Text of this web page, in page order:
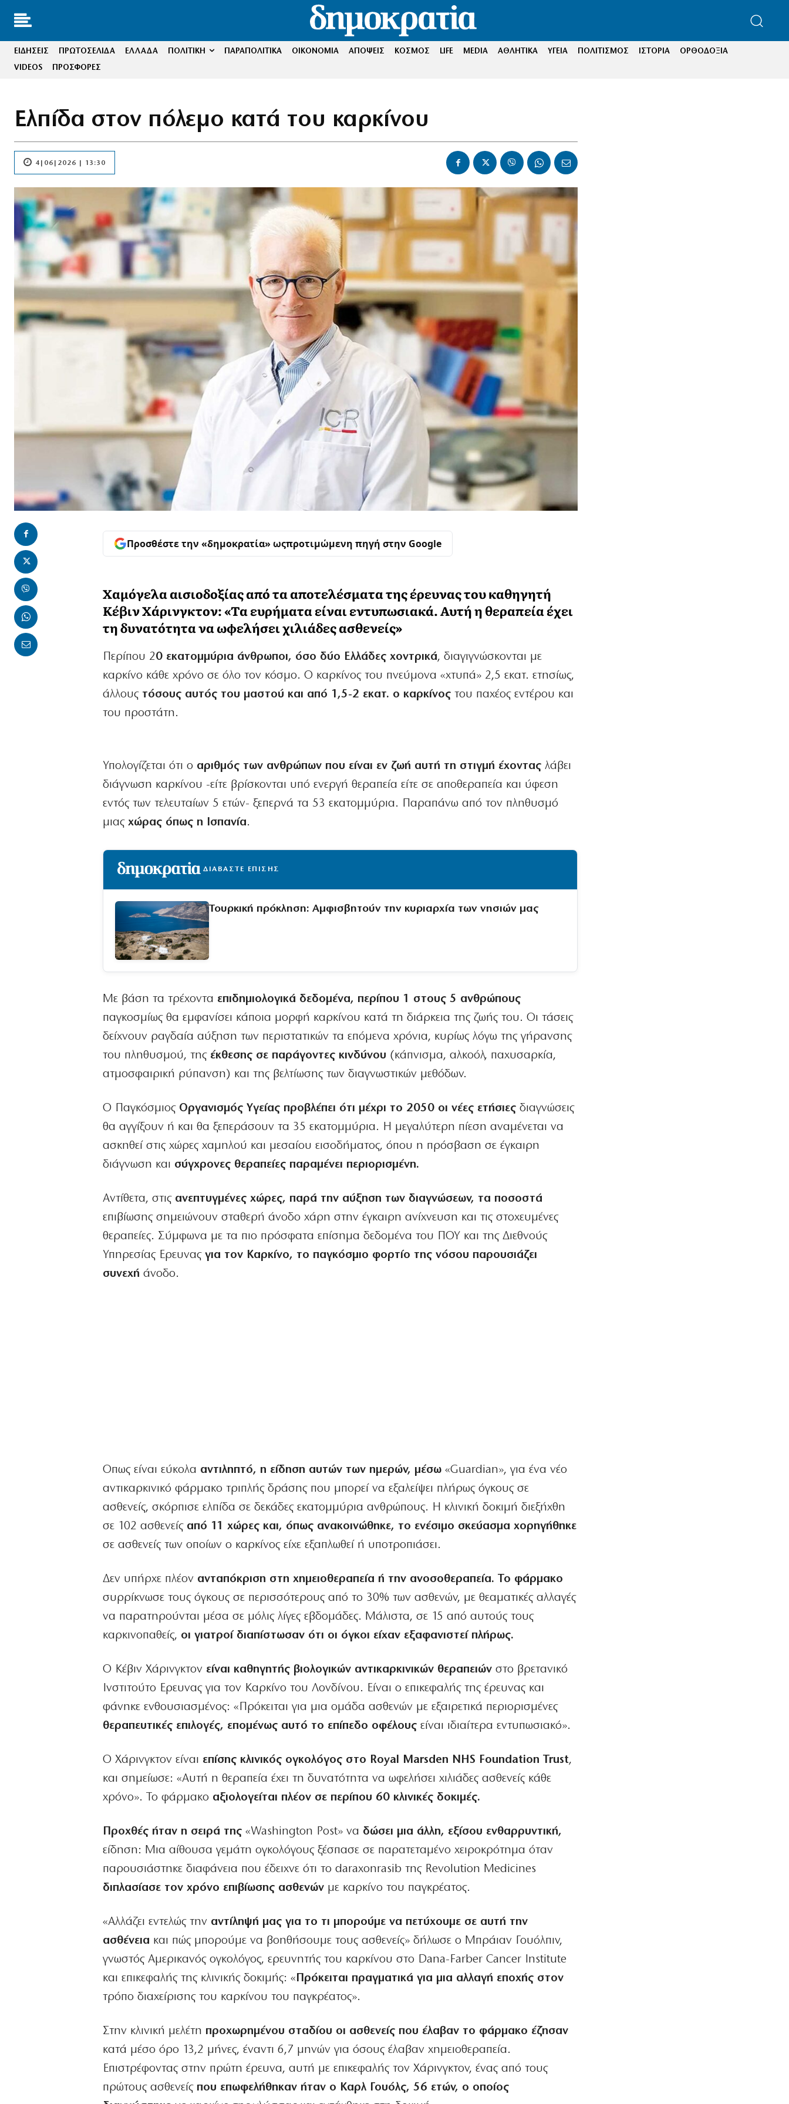
ΕΙΔΗΣΕΙΣ ΠΡΩΤΟΣΕΛΙΔΑ ΕΛΛΑΔΑ ΠΟΛΙΤΙΚΗ ΠΑΡΑΠΟΛΙΤΙΚΑ ΟΙΚΟΝΟΜΙΑ ΑΠΟΨΕΙΣ ΚΟΣΜΟΣ LIFE MEDIA ΑΘΛΗΤΙΚΑ ΥΓΕΙΑ ΠΟΛΙΤΙΣΜΟΣ ΙΣΤΟΡΙΑ
ΟΡΘΟΔΟΞΙΑ
VIDEOS
ΠΡΟΣΦΟΡΕΣ
Ελπίδα στον πόλεμο κατά του καρκίνου
4|06|2026 | 13:30
Προσθέστε την «δημοκρατία» ωςπροτιμώμενη πηγή στην Google
Χαμόγελα αισιοδοξίας από τα αποτελέσματα της έρευνας του καθηγητή
Κέβιν Χάρινγκτον: «Τα ευρήματα είναι εντυπωσιακά. Αυτή η θεραπεία έχει
τη δυνατότητα να ωφελήσει χιλιάδες ασθενείς»
Περίπου 20 εκατομμύρια άνθρωποι, όσο δύο Ελλάδες χοντρικά, διαγιγνώσκονται με
καρκίνο κάθε χρόνο σε όλο τον κόσμο. Ο καρκίνος του πνεύμονα «χτυπά» 2,5 εκατ. ετησίως,
άλλους τόσους αυτός του μαστού και από 1,5-2 εκατ. ο καρκίνος του παχέος εντέρου και
του προστάτη.
Υπολογίζεται ότι ο αριθμός των ανθρώπων που είναι εν ζωή αυτή τη στιγμή έχοντας λάβει
διάγνωση καρκίνου -είτε βρίσκονται υπό ενεργή θεραπεία είτε σε αποθεραπεία και ύφεση
εντός των τελευταίων 5 ετών- ξεπερνά τα 53 εκατομμύρια. Παραπάνω από τον πληθυσμό
μιαςχώρας όπως η Ισπανία.
ΔΙΑΒΑΣΤΕ ΕΠΙΣΗΣ
Τουρκική πρόκληση: Αμφισβητούν την κυριαρχία των νησιών μας
Με βάση τα τρέχοντα επιδημιολογικά δεδομένα, περίπου 1 στους 5 ανθρώπους
παγκοσμίως θα εμφανίσει κάποια μορφή καρκίνου κατά τη διάρκεια της ζωής του. Οι τάσεις
δείχνουν ραγδαία αύξηση των περιστατικών τα επόμενα χρόνια, κυρίως λόγω της γήρανσης
του πληθυσμού, της έκθεσης σε παράγοντες κινδύνου (κάπνισμα, αλκοόλ, παχυσαρκία,
ατμοσφαιρική ρύπανση) και της βελτίωσης των διαγνωστικών μεθόδων.
Ο Παγκόσμιος Οργανισμός Υγείας προβλέπει ότι μέχρι το 2050 οι νέες ετήσιες διαγνώσεις
θα αγγίξουν ή και θα ξεπεράσουν τα 35 εκατομμύρια. Η μεγαλύτερη πίεση αναμένεται να
ασκηθεί στις χώρες χαμηλού και μεσαίου εισοδήματος, όπου η πρόσβαση σε έγκαιρη
διάγνωση και σύγχρονες θεραπείες παραμένει περιορισμένη.
Αντίθετα, στις ανεπτυγμένες χώρες, παρά την αύξηση των διαγνώσεων, τα ποσοστά
επιβίωσης σημειώνουν σταθερή άνοδο χάρη στην έγκαιρη ανίχνευση και τις στοχευμένες
θεραπείες. Σύμφωνα με τα πιο πρόσφατα επίσημα δεδομένα του ΠΟΥ και της Διεθνούς
Υπηρεσίας Ερευναςγια τον Καρκίνο, το παγκόσμιο φορτίο της νόσου παρουσιάζει
συνεχή άνοδο.
Οπως είναι εύκολα αντιληπτό, η είδηση αυτών των ημερών, μέσω «Guardian», για ένα νέο
αντικαρκινικό φάρμακο τριπλής δράσης που μπορεί να εξαλείψει πλήρως όγκους σε
ασθενείς, σκόρπισε ελπίδα σε δεκάδες εκατομμύρια ανθρώπους. Η κλινική δοκιμή διεξήχθη
σε 102 ασθενείςαπό 11 χώρες και, όπως ανακοινώθηκε, το ενέσιμο σκεύασμα χορηγήθηκε
σε ασθενείς των οποίων ο καρκίνος είχε εξαπλωθεί ή υποτροπιάσει.
Δεν υπήρχε πλέον ανταπόκριση στη χημειοθεραπεία ή την ανοσοθεραπεία. Το φάρμακο
συρρίκνωσε τους όγκους σε περισσότερους από το 30% των ασθενών, με θεαματικές αλλαγές
να παρατηρούνται μέσα σε μόλις λίγες εβδομάδες. Μάλιστα, σε 15 από αυτούς τους
καρκινοπαθείς, οι γιατροί διαπίστωσαν ότι οι όγκοι είχαν εξαφανιστεί πλήρως.
Ο Κέβιν Χάρινγκτον είναι καθηγητής βιολογικών αντικαρκινικών θεραπειών στο βρετανικό
Ινστιτούτο Ερευνας για τον Καρκίνο του Λονδίνου. Είναι ο επικεφαλής της έρευνας και
φάνηκε ενθουσιασμένος: «Πρόκειται για μια ομάδα ασθενών με εξαιρετικά περιορισμένες
θεραπευτικές επιλογές, επομένως αυτό το επίπεδο οφέλους είναι ιδιαίτερα εντυπωσιακό».
Ο Χάρινγκτον είναι επίσης κλινικός ογκολόγος στο Royal Marsden NHS Foundation Trust,
και σημείωσε: «Αυτή η θεραπεία έχει τη δυνατότητα να ωφελήσει χιλιάδες ασθενείς κάθε
χρόνο». Το φάρμακο αξιολογείται πλέον σε περίπου 60 κλινικές δοκιμές.
Προχθές ήταν η σειρά της «Washington Post» να δώσει μια άλλη, εξίσου ενθαρρυντική,
είδηση: Μια αίθουσα γεμάτη ογκολόγους ξέσπασε σε παρατεταμένο χειροκρότημα όταν
παρουσιάστηκε διαφάνεια που έδειχνε ότι το daraxonrasib της Revolution Medicines
διπλασίασε τον χρόνο επιβίωσης ασθενών με καρκίνο του παγκρέατος.
«Αλλάζει εντελώς την αντίληψή μας για το τι μπορούμε να πετύχουμε σε αυτή την
ασθένεια και πώς μπορούμε να βοηθήσουμε τους ασθενείς» δήλωσε ο Μπράιαν Γουόλπιν,
γνωστός Αμερικανός ογκολόγος, ερευνητής του καρκίνου στο Dana-Farber Cancer Institute
και επικεφαλής της κλινικής δοκιμής: « Πρόκειται πραγματικά για μια αλλαγή εποχής στον
τρόπο διαχείρισης του καρκίνου του παγκρέατος».
Στην κλινική μελέτη προχωρημένου σταδίου οι ασθενείς που έλαβαν το φάρμακο έζησαν
κατά μέσο όρο 13,2 μήνες, έναντι 6,7 μηνών για όσους έλαβαν χημειοθεραπεία.
Επιστρέφοντας στην πρώτη έρευνα, αυτή με επικεφαλής τον Χάρινγκτον, ένας από τους
πρώτους ασθενείς που επωφελήθηκαν ήταν ο Καρλ Γουόλς, 56 ετών, ο οποίος